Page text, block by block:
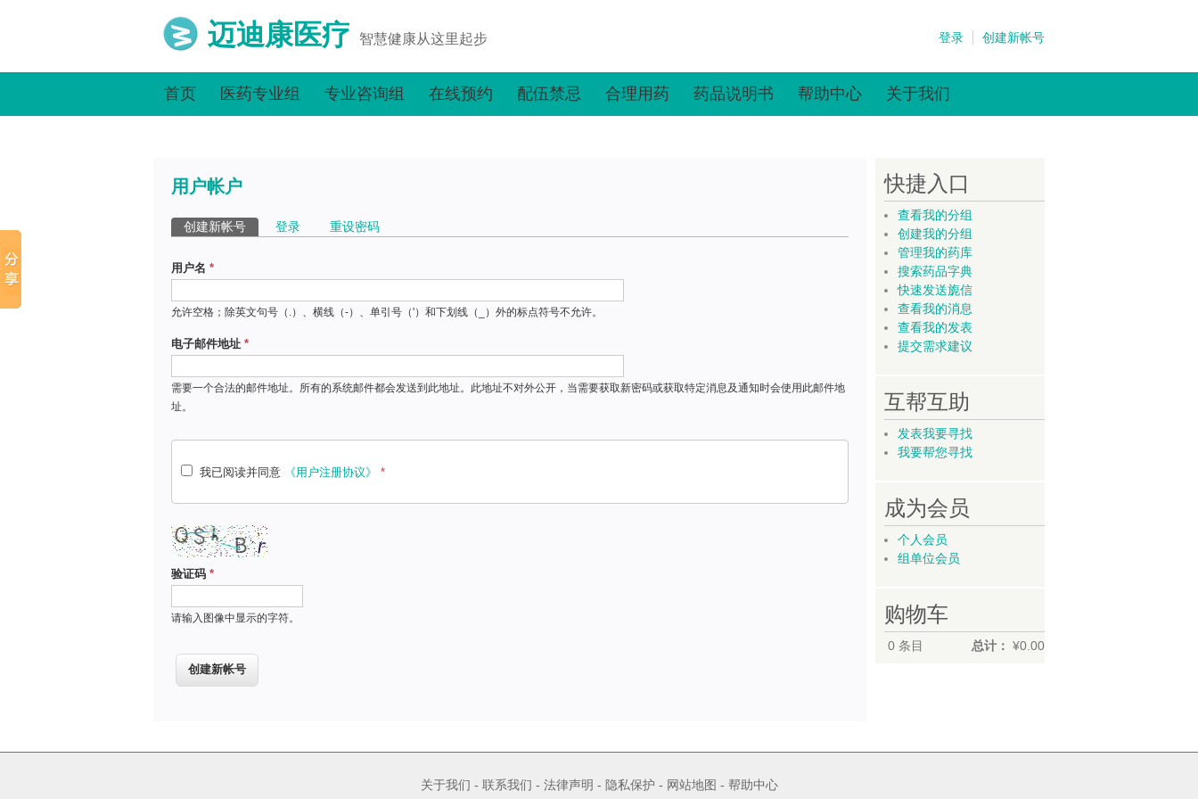
迈迪康医疗 智慧健康从这里起步 登录 创建新帐号
首页 医药专业组 专业咨询组 在线预约 配伍禁忌 合理用药 药品说明书 帮助中心 关于我们
用户帐户
主标签
创建新帐号 （活动标签）
登录 重设密码
用户名 *
允许空格；除英文句号（.）、横线（-）、单引号（'）和下划线（_）外的标点符号不允许。
电子邮件地址 *
需要一个合法的邮件地址。所有的系统邮件都会发送到此地址。此地址不对外公开，当需要获取新密码或获取特定消息及通知时会使用此邮件地
址。
我已阅读并同意 《用户注册协议》 *
验证码 *
请输入图像中显示的字符。
快捷入口
查看我的分组
创建我的分组
管理我的药库
搜索药品字典
快速发送旎信
查看我的消息
查看我的发表
提交需求建议
互帮互助
发表我要寻找
我要帮您寻找
成为会员
个人会员
组单位会员
购物车
0 条目 总计： ¥0.00
关于我们 - 联系我们 - 法律声明 - 隐私保护 - 网站地图 - 帮助中心